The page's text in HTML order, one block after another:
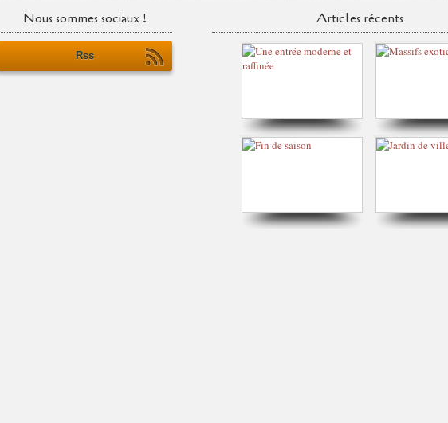
Nous sommes sociaux !
Rss
Articles récents